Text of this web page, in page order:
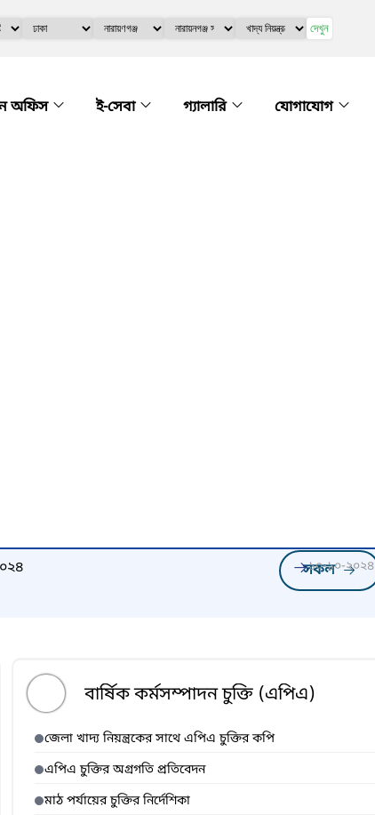
দেখুন
অফিস ই-সেবা গ্যালারি যোগাযোগ
সকল
১০-১০-২০২৪
বার্ষিক কর্মসম্পাদন চুক্তি (এপিএ)
জেলা খাদ্য নিয়ন্ত্রকের সাথে এপিএ চুক্তির কপি
এপিএ চুক্তির অগ্রগতি প্রতিবেদন
মাঠ পর্যায়ের চুক্তির নির্দেশিকা